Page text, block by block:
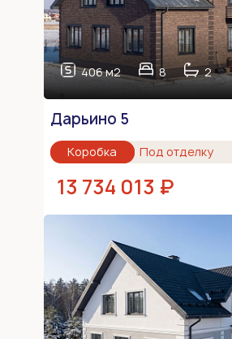
406 м2 8 2
Дарьино 5
Коробка Под отделку
13 734 013 ₽